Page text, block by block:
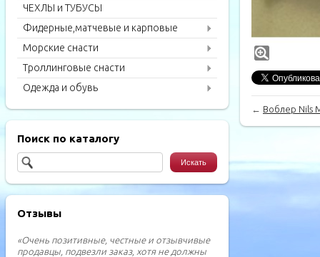
ЧЕХЛЫ и ТУБУСЫ
Фидерные,матчевые и карповые
удилища
Морские снасти
Троллинговые снасти
Одежда и обувь
Поиск по каталогу
Отзывы
«Очень позитивные, честные и отзывчивые
продавцы, подвезли заказ, хотя не должны
← Воблер Nils